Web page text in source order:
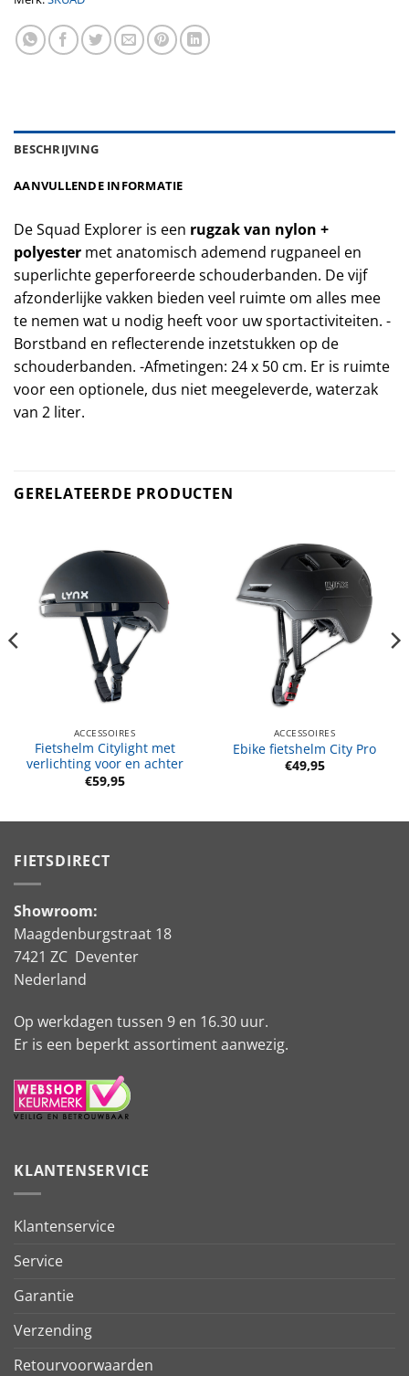
BESCHRIJVING
AANVULLENDE INFORMATIE
De Squad Explorer is een rugzak van nylon +
polyester met anatomisch ademend rugpaneel en
superlichte geperforeerde schouderbanden. De vijf
afzonderlijke vakken bieden veel ruimte om alles mee
te nemen wat u nodig heeft voor uw sportactiviteiten. -
Borstband en reflecterende inzetstukken op de
schouderbanden. -Afmetingen: 24 x 50 cm. Er is ruimte
voor een optionele, dus niet meegeleverde, waterzak
van 2 liter.
GERELATEERDE PRODUCTEN
ACCESSOIRES
Fietshelm Citylight met
verlichting voor en achter
€59,95
ACCESSOIRES
Ebike fietshelm City Pro
€49,95
FIETSDIRECT
Showroom:
Maagdenburgstraat 18
7421 ZC Deventer
Nederland
Op werkdagen tussen 9 en 16.30 uur.
Er is een beperkt assortiment aanwezig.
KLANTENSERVICE
Klantenservice
Service
Garantie
Verzending
Retourvoorwaarden